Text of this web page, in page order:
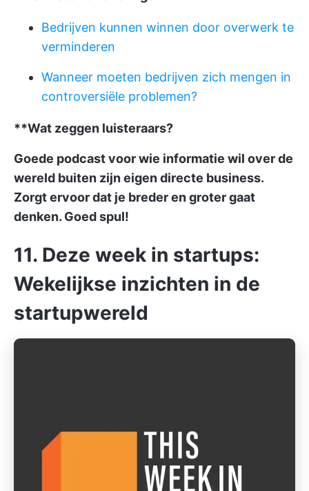
Bedrijven kunnen winnen door overwerk te
verminderen
Wanneer moeten bedrijven zich mengen in
controversiële problemen?
**Wat zeggen luisteraars?
Goede podcast voor wie informatie wil over de
wereld buiten zijn eigen directe business.
Zorgt ervoor dat je breder en groter gaat
denken. Goed spul!
11. Deze week in startups:
Wekelijkse inzichten in de
startupwereld